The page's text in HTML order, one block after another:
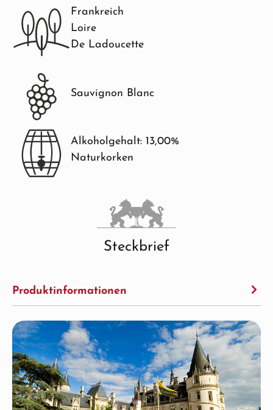
Frankreich
Loire
De Ladoucette
Sauvignon Blanc
Alkoholgehalt: 13,00%
Naturkorken
Steckbrief
Produktinformationen